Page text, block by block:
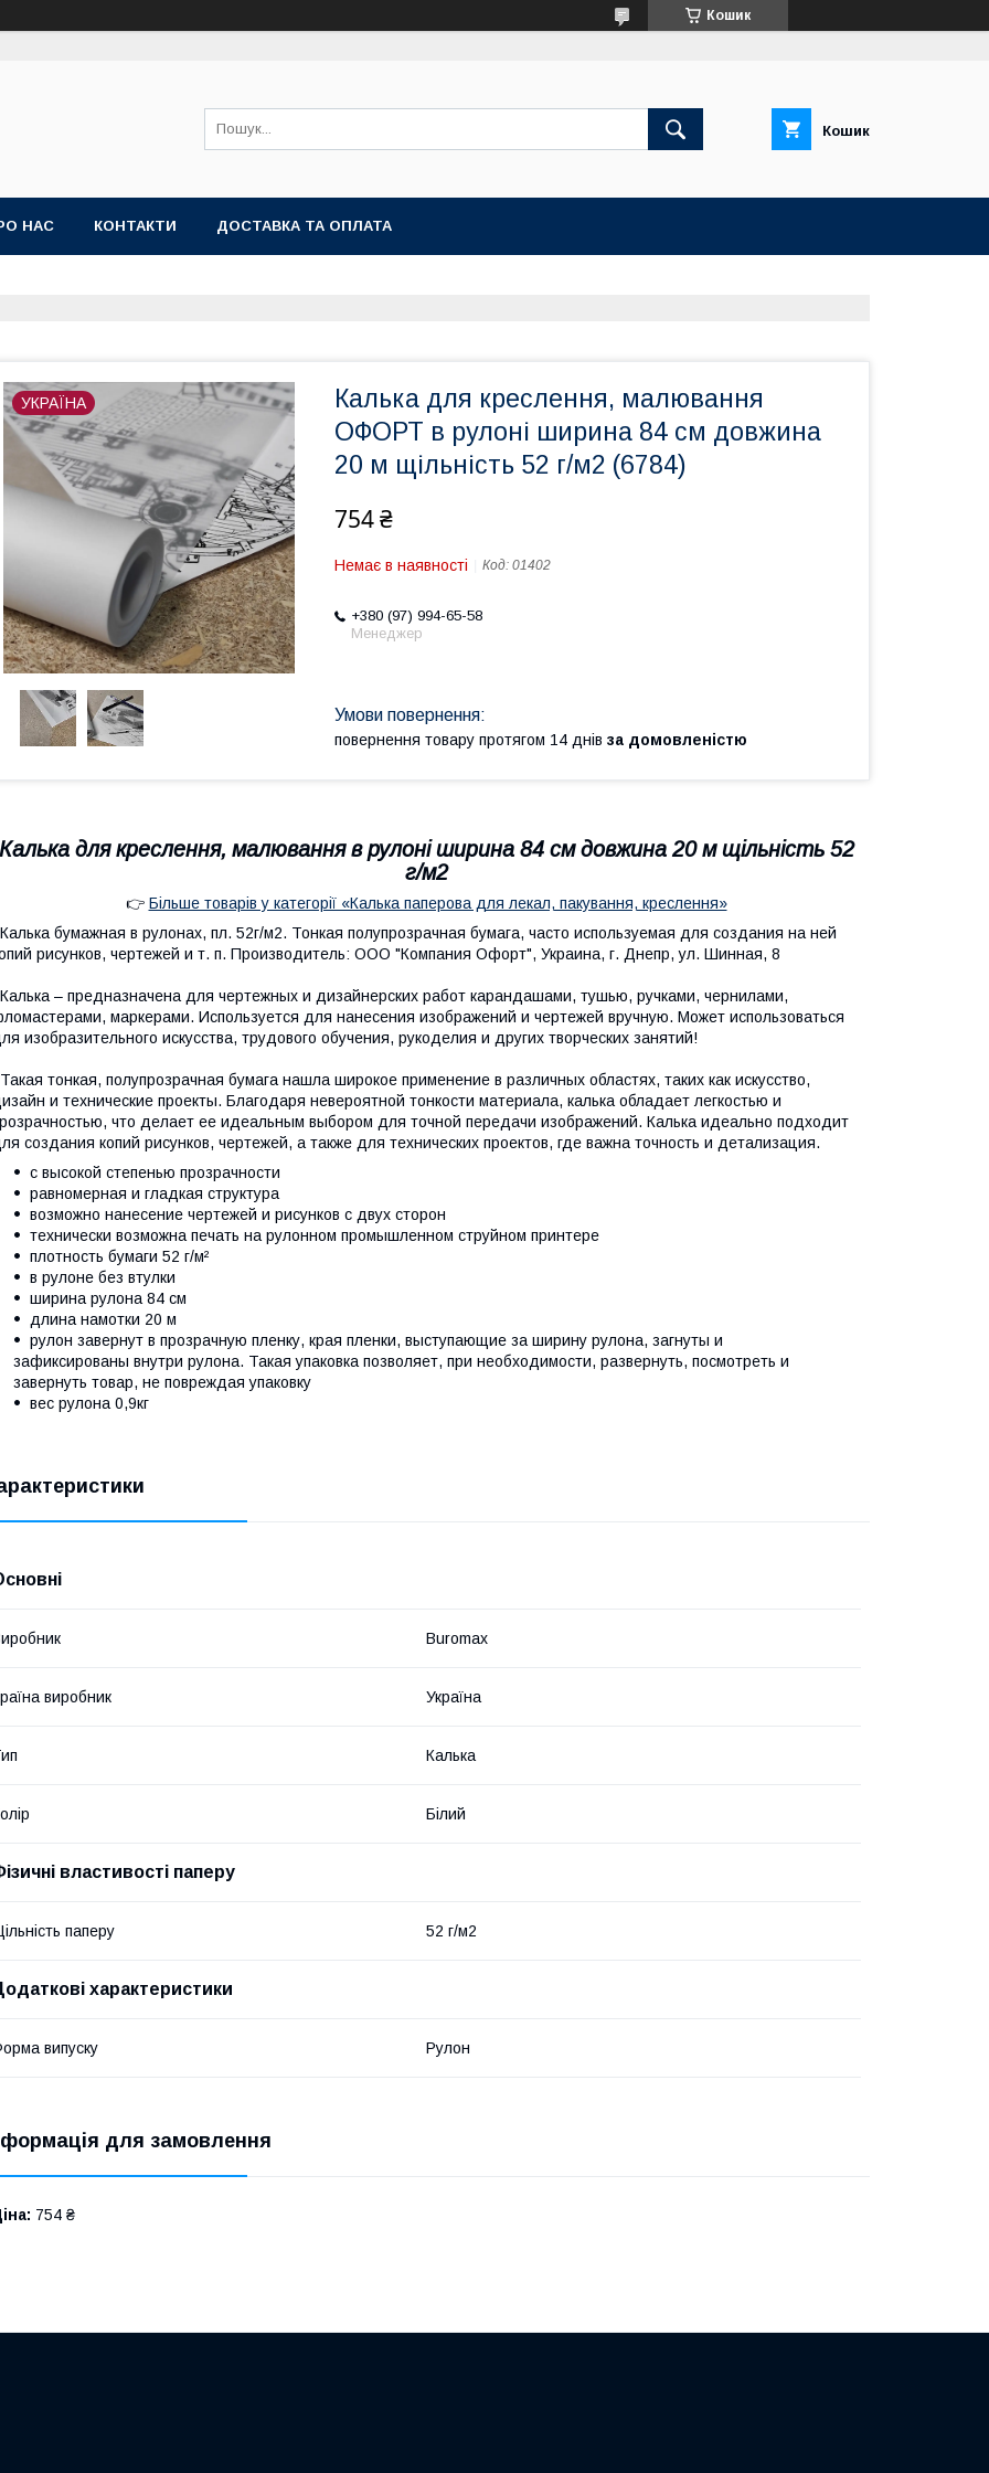
Кошик
Кошик
НАС КОНТАКТИ ДОСТАВКА ТА ОПЛАТА
УКРАЇНА
Калька для креслення, малювання
ОФОРТ в рулоні ширина 84 см довжина
20 м щільність 52 г/м2 (6784)
754 ₴
Немає в наявності Код: 01402
+380 (97) 994-65-58
Менеджер
повернення товару протягом 14 днів за домовленістю
Калька для креслення, малювання в рулоні ширина 84 см довжина 20 м щільність 52
г/м2
👉 Більше товарів у категорії «Калька паперова для лекал, пакування, креслення»
Калька бумажная в рулонах, пл. 52г/м2. Тонкая полупрозрачная бумага, часто используемая для создания на ней
рисунков, чертежей и т. п. Производитель: ООО "Компания Офорт", Украина, г. Днепр, ул. Шинная, 8
Калька – предназначена для чертежных и дизайнерских работ карандашами, тушью, ручками, чернилами,
маркерами. Используется для нанесения изображений и чертежей вручную. Может использоваться
изобразительного искусства, трудового обучения, рукоделия и других творческих занятий!
Такая тонкая, полупрозрачная бумага нашла широкое применение в различных областях, таких как искусство,
и технические проекты. Благодаря невероятной тонкости материала, калька обладает легкостью и
что делает ее идеальным выбором для точной передачи изображений. Калька идеально подходит
создания копий рисунков, чертежей, а также для технических проектов, где важна точность и детализация.
с высокой степенью прозрачности
равномерная и гладкая структура
возможно нанесение чертежей и рисунков с двух сторон
технически возможна печать на рулонном промышленном струйном принтере
плотность бумаги 52 г/м²
в рулоне без втулки
ширина рулона 84 см
длина намотки 20 м
рулон завернут в прозрачную пленку, края пленки, выступающие за ширину рулона, загнуты и
зафиксированы внутри рулона. Такая упаковка позволяет, при необходимости, развернуть, посмотреть и
завернуть товар, не повреждая упаковку
вес рулона 0,9кг
Buromax
виробник Україна
Калька
Білий
властивості паперу
паперу 52 г/м2
характеристики
випуску Рулон
для замовлення
754 ₴